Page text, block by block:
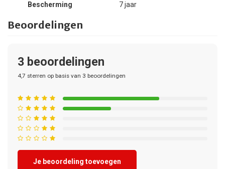
Bescherming 7 jaar
Beoordelingen
3 beoordelingen
4,7 sterren op basis van 3 beoordelingen
Je beoordeling toevoegen